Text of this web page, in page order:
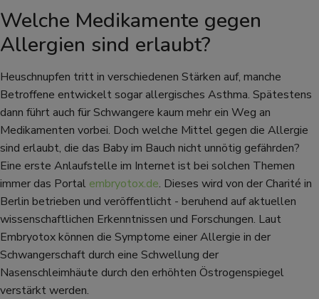
Welche Medikamente gegen
Allergien sind erlaubt?
Heuschnupfen tritt in verschiedenen Stärken auf, manche
Betroffene entwickelt sogar allergisches Asthma. Spätestens
dann führt auch für Schwangere kaum mehr ein Weg an
Medikamenten vorbei. Doch welche Mittel gegen die Allergie
sind erlaubt, die das Baby im Bauch nicht unnötig gefährden?
Eine erste Anlaufstelle im Internet ist bei solchen Themen
immer das Portal embryotox.de. Dieses wird von der Charité in
Berlin betrieben und veröffentlicht - beruhend auf aktuellen
wissenschaftlichen Erkenntnissen und Forschungen. Laut
Embryotox können die Symptome einer Allergie in der
Schwangerschaft durch eine Schwellung der
Nasenschleimhäute durch den erhöhten Östrogenspiegel
verstärkt werden.